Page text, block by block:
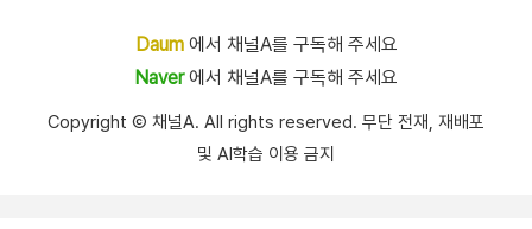
Daum에서 채널A를 구독해 주세요
Naver에서 채널A를 구독해 주세요
Copyright Ⓒ 채널A. All rights reserved. 무단 전재, 재배포
및 AI학습 이용 금지